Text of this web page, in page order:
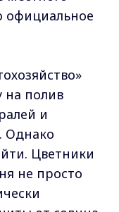
официальное
на полив
и
Однако
Цветники
не просто